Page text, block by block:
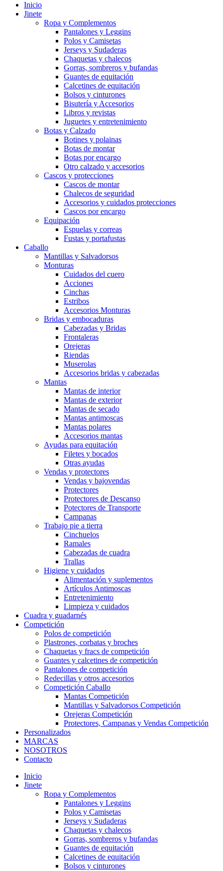
Inicio
Jinete
Ropa y Complementos
Pantalones y Leggins
Polos y Camisetas
Jerseys y Sudaderas
Chaquetas y chalecos
Gorras, sombreros y bufandas
Guantes de equitación
Calcetines de equitación
Bolsos y cinturones
Bisutería y Accesorios
Libros y revistas
Juguetes y entretenimiento
Botas y Calzado
Botines y polainas
Botas de montar
Botas por encargo
Otro calzado y accesorios
Cascos y protecciones
Cascos de montar
Chalecos de seguridad
Accesorios y cuidados protecciones
Cascos por encargo
Equipación
Espuelas y correas
Fustas y portafustas
Caballo
Mantillas y Salvadorsos
Monturas
Cuidados del cuero
Acciones
Cinchas
Estribos
Accesorios Monturas
Bridas y embocaduras
Cabezadas y Bridas
Frontaleras
Orejeras
Riendas
Muserolas
Accesorios bridas y cabezadas
Mantas
Mantas de interior
Mantas de exterior
Mantas de secado
Mantas antimoscas
Mantas polares
Accesorios mantas
Ayudas para equitación
Filetes y bocados
Otras ayudas
Vendas y protectores
Vendas y bajovendas
Protectores
Protectores de Descanso
Potectores de Transporte
Campanas
Trabajo pie a tierra
Cinchuelos
Ramales
Cabezadas de cuadra
Trallas
Higiene y cuidados
Alimentación y suplementos
Artículos Antimoscas
Entretenimiento
Limpieza y cuidados
Cuadra y guadarnés
Competición
Polos de competición
Plastrones, corbatas y broches
Chaquetas y fracs de competición
Guantes y calcetines de competición
Pantalones de competición
Redecillas y otros accesorios
Competición Caballo
Mantas Competición
Mantillas y Salvadorsos Competición
Orejeras Competición
Protectores, Campanas y Vendas Competición
Personalizados
MARCAS
NOSOTROS
Contacto
Inicio
Jinete
Ropa y Complementos
Pantalones y Leggins
Polos y Camisetas
Jerseys y Sudaderas
Chaquetas y chalecos
Gorras, sombreros y bufandas
Guantes de equitación
Calcetines de equitación
Bolsos y cinturones